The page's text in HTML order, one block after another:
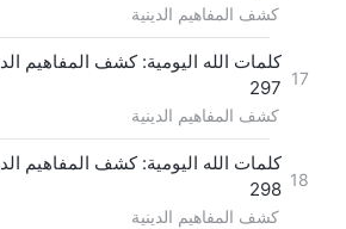
كشف المفاهيم الدينية
17
كلمات الله اليومية: كشف المفاهيم
297
كشف المفاهيم الدينية
18
كلمات الله اليومية: كشف المفاهيم
298
كشف المفاهيم الدينية